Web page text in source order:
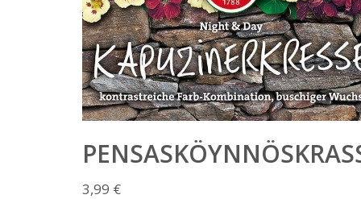
3,99 €